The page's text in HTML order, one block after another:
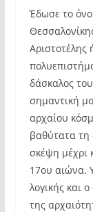
Έδωσε το
Αριστοτέλης
δάσκαλος
σημαντική
αρχαίου
βαθύτατα τη
σκέψη μέχρι
17ου αιώνα.
λογικής και
της